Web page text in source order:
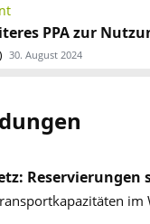
PPA zur
30. August 2024
Reservierungen